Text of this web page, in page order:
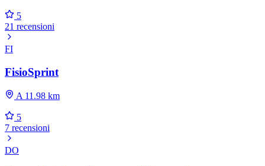
5
21 recensioni
FI
FisioSprint
A 11.98 km
5
7 recensioni
DO